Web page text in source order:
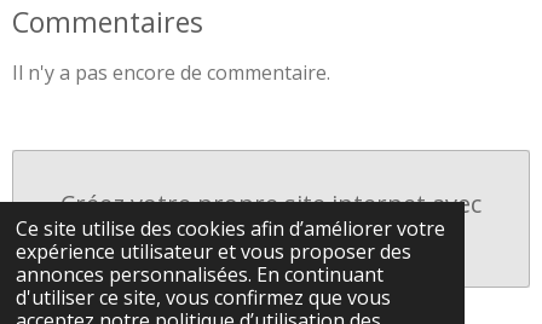
Ce site utilise des cookies afin d’améliorer votre
expérience utilisateur et vous proposer des
annonces personnalisées. En continuant
d'utiliser ce site, vous confirmez que vous
Commentaires
Il n'y a pas encore de commentaire.
Créez votre propre site internet avec
Webador